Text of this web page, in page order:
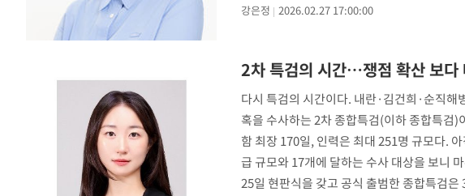
계
강은정 2026.02.27 17:00:00
2차 특검의 시간…쟁점 확산 보다
다시 특검의 시간이다. 내란·김건희·순직해
혹을 수사하는 2차 종합특검(이하 종합특검
함 최장 170일, 인력은 최대 251명 규모다.
급 규모와 17개에 달하는 수사 대상을 보니
25일 현판식을 갖고 공식 출범한 종합특검